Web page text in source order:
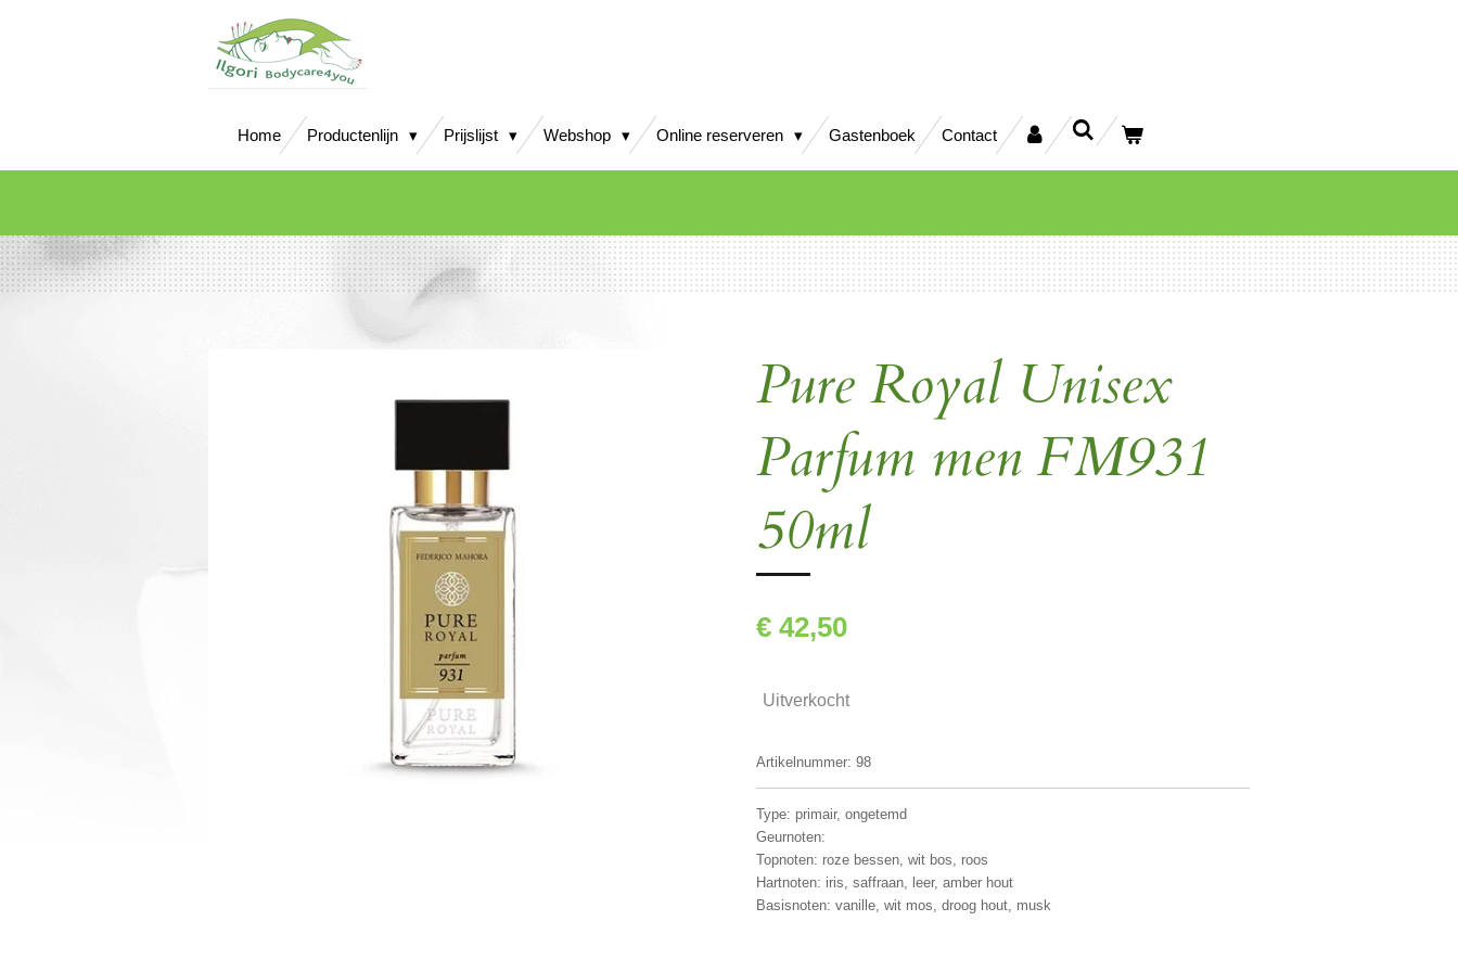
Home Productenlijn Prijslijst Webshop Online reserveren Gastenboek Contact
Pure Royal Unisex
Parfum men FM931
50ml
€ 42,50
Uitverkocht
Artikelnummer: 98
Type: primair, ongetemd
Geurnoten:
Topnoten: roze bessen, wit bos, roos
Hartnoten: iris, saffraan, leer, amber hout
Basisnoten: vanille, wit mos, droog hout, musk